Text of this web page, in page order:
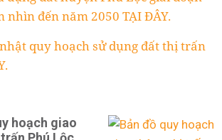
nhìn đến năm 2050 TẠI ĐÂY.
quy hoạch sử dụng đất thị trấn
hoạch giao